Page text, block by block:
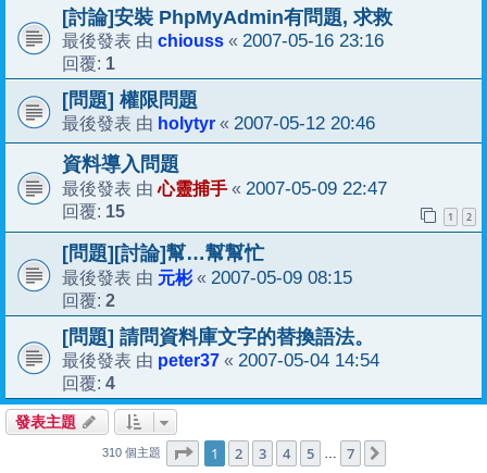
[討論]安裝 PhpMyAdmin有問題, 求救
最後發表 由 chiouss « 2007-05-16 23:16
回覆: 1
[問題] 權限問題
最後發表 由 holytyr « 2007-05-12 20:46
資料導入問題
最後發表 由心靈捕手 « 2007-05-09 22:47
回覆: 15 1 2
[問題][討論]幫…幫幫忙
最後發表 由 元彬« 2007-05-09 08:15
回覆: 2
[問題] 請問資料庫文字的替換語法。
最後發表 由 peter37 « 2007-05-04 14:54
回覆: 4
發表主題
310 個主題 第1 頁 (共 頁)
1 2 3 4 5 … 7